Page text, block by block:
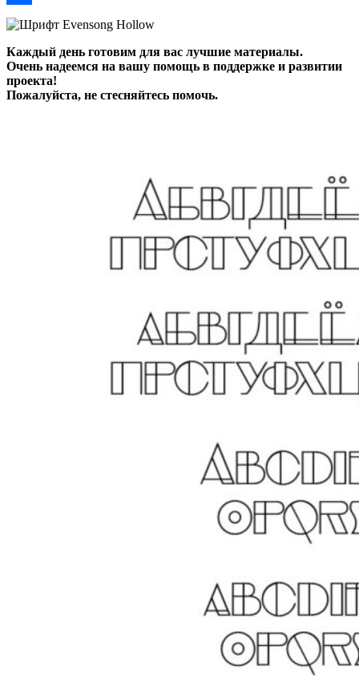
Отправить
Каждый день готовим для вас лучшие материалы.
Очень надеемся на вашу помощь в поддержке и развитии
проекта!
Пожалуйста, не стесняйтесь помочь.